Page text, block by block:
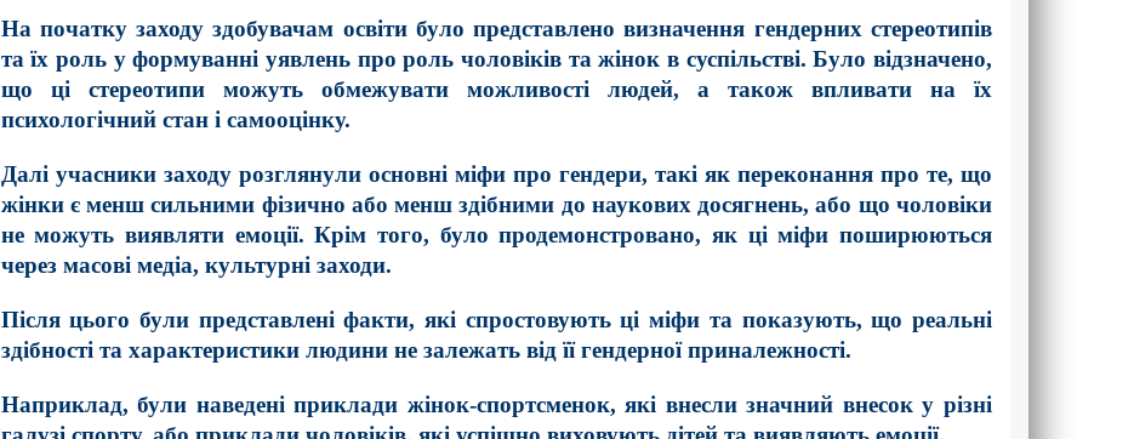
На початку заходу здобувачам освіти було представлено визначення гендерних стереотипів
та їх роль у формуванні уявлень про роль чоловіків та жінок в суспільстві. Було відзначено,
що ці стереотипи можуть обмежувати можливості людей, а також впливати на їх
психологічний стан і самооцінку.
Далі учасники заходу розглянули основні міфи про гендери, такі як переконання про те, що
жінки є менш сильними фізично або менш здібними до наукових досягнень, або що чоловіки
не можуть виявляти емоції. Крім того, було продемонстровано, як ці міфи поширюються
через масові медіа, культурні заходи.
Після цього були представлені факти, які спростовують ці міфи та показують, що реальні
здібності та характеристики людини не залежать від її гендерної приналежності.
Наприклад, були наведені приклади жінок-спортсменок, які внесли значний внесок у різні